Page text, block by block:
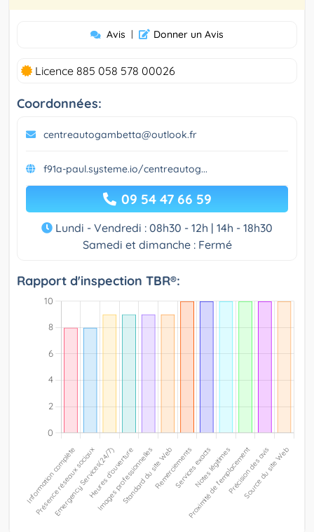
Avis | Donner un Avis
Licence 885 058 578 00026
Coordonnées:
centreautogambetta@outlook.fr
f91a-paul.systeme.io/centreautog...
09 54 47 66 59
Lundi - Vendredi : 08h30 - 12h | 14h - 18h30
Samedi et dimanche : Fermé
Rapport d'inspection TBR®: